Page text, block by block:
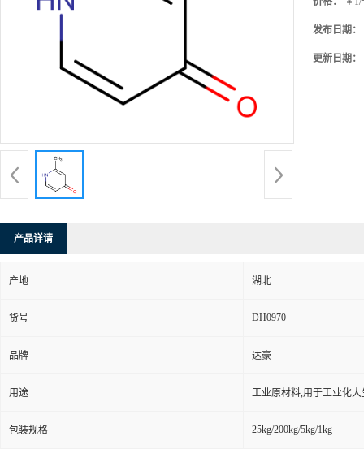
发布日期：
更新日期：
产品详请
产地 湖北
货号 DH0970
品牌 达豪
用途 工业原材料,用于工业化大
包装规格 25kg/200kg/5kg/1kg